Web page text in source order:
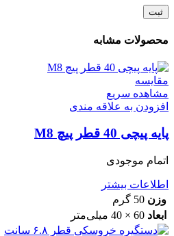
محصولات مشابه
مقایسه
مشاهده سریع
افزودن به علاقه مندی
پایه پیچی 40 قطر پیچ M8
اتمام موجودی
اطلاعات بیشتر
وزن 50 گرم
ابعاد 60 × 40 میلی‌متر